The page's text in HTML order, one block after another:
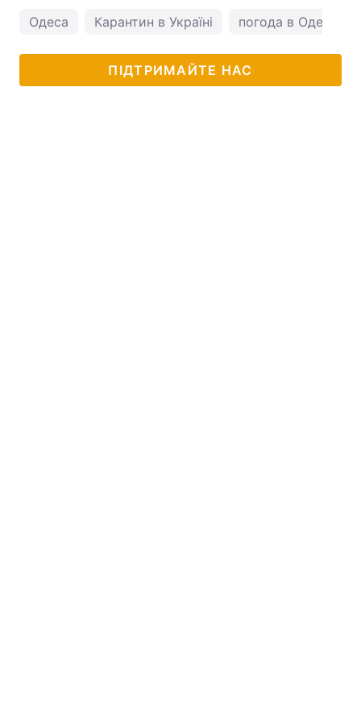
Одеса Карантин в Україні погода в Одесі
ПІДТРИМАЙТЕ НАС